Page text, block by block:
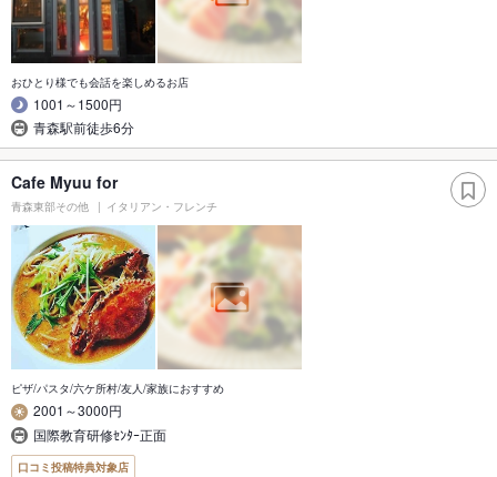
おひとり様でも会話を楽しめるお店
1001～1500円
青森駅前徒歩6分
Cafe Myuu for
青森東部その他 イタリアン・フレンチ
ピザ/パスタ/六ケ所村/友人/家族におすすめ
2001～3000円
国際教育研修ｾﾝﾀｰ正面
口コミ投稿特典対象店